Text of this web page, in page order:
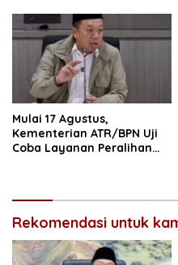
Ekonomi Daerah
Mulai 17 Agustus,
Kementerian ATR/BPN Uji
Coba Layanan Peralihan
Rekomendasi untuk